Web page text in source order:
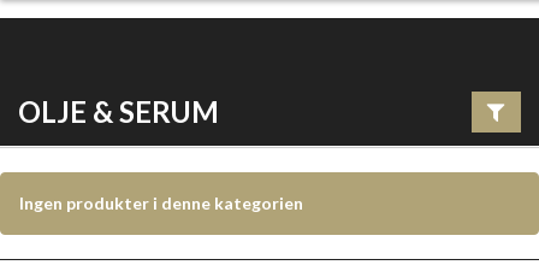
OLJE & SERUM
Ingen produkter i denne kategorien